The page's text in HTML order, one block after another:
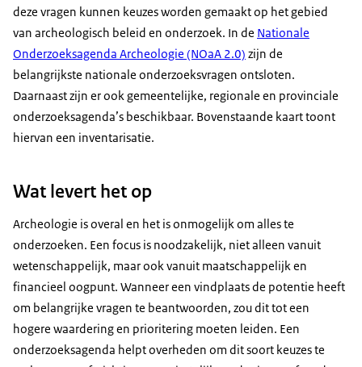
deze vragen kunnen keuzes worden gemaakt op het gebied
van archeologisch beleid en onderzoek. In de Nationale
Onderzoeksagenda Archeologie (NOaA 2.0) zijn de
belangrijkste nationale onderzoeksvragen ontsloten.
Daarnaast zijn er ook gemeentelijke, regionale en provinciale
onderzoeksagenda’s beschikbaar. Bovenstaande kaart toont
hiervan een inventarisatie.
Wat levert het op
Archeologie is overal en het is onmogelijk om alles te
onderzoeken. Een focus is noodzakelijk, niet alleen vanuit
wetenschappelijk, maar ook vanuit maatschappelijk en
financieel oogpunt. Wanneer een vindplaats de potentie heeft
om belangrijke vragen te beantwoorden, zou dit tot een
hogere waardering en prioritering moeten leiden. Een
onderzoeksagenda helpt overheden om dit soort keuzes te